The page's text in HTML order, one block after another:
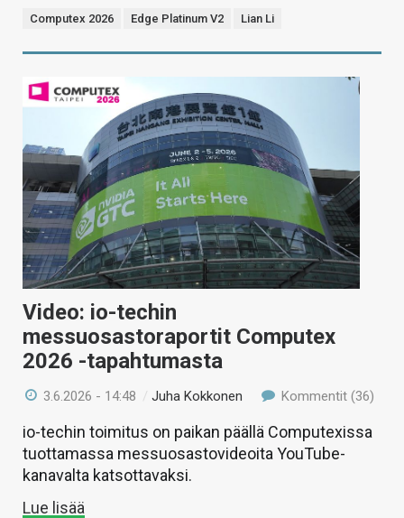
Computex 2026 Edge Platinum V2 Lian Li
Video: io-techin
messuosastoraportit Computex
2026 -tapahtumasta
3.6.2026 - 14:48 /Juha Kokkonen Kommentit (36)
io-techin toimitus on paikan päällä Computexissa
tuottamassa messuosastovideoita YouTube-
kanavalta katsottavaksi.
Lue lisää